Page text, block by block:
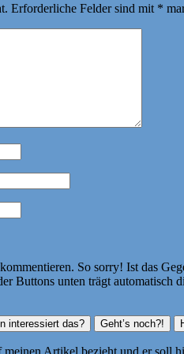
Erforderliche Felder sind mit *
So sorry! Ist das
unten trägt automatisch
Artikel bezieht und er